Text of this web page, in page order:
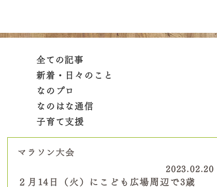
全ての記事
新着・日々のこと
なのプロ
なのはな通信
子育て支援
マラソン大会
2023.02.20
２月14日（火）にこども広場周辺で3歳